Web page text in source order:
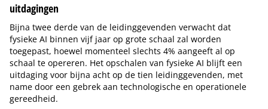
uitdagingen
Bijna twee derde van de leidinggevenden verwacht dat
fysieke AI binnen vijf jaar op grote schaal zal worden
toegepast, hoewel momenteel slechts 4% aangeeft al op
schaal te opereren. Het opschalen van fysieke AI blijft een
uitdaging voor bijna acht op de tien leidinggevenden, met
name door een gebrek aan technologische en operationele
gereedheid.